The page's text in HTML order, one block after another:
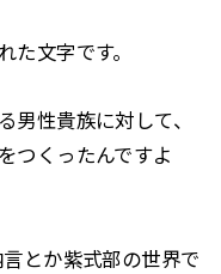
た文字です。
男性貴族に対して、
つくったんですよ
とか紫式部の世界で